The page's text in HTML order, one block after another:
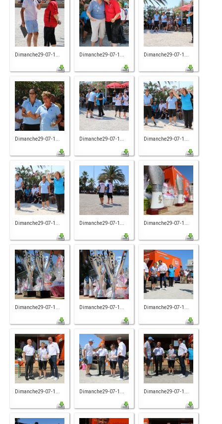
Dimanche29-07-1... Dimanche29-07-1... Dimanche29-07-1...
Dimanche29-07-1... Dimanche29-07-1... Dimanche29-07-1...
Dimanche29-07-1... Dimanche29-07-1... Dimanche29-07-1...
Dimanche29-07-1... Dimanche29-07-1... Dimanche29-07-1...
Dimanche29-07-1... Dimanche29-07-1... Dimanche29-07-1...